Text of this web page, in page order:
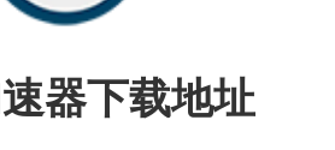
器下载地址